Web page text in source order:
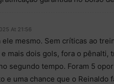
At 21:56
mesmo. Sem críticas ao
mais dois gols, fora o pênalti,
segundo tempo. Foram 5
e uma chance que o Reinaldo